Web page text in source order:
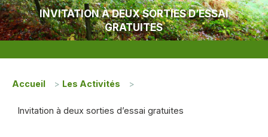
INVITATION À DEUX SORTIES D’ESSAI
GRATUITES
Accueil > Les Activités >
Invitation à deux sorties d’essai gratuites